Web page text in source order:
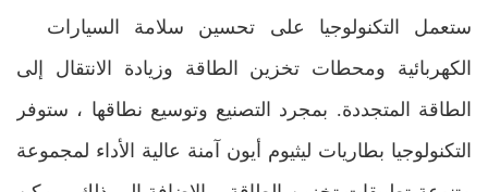
ستعمل التكنولوجيا على تحسين سلامة السيارات
الكهربائية ومحطات تخزين الطاقة وزيادة الانتقال إلى
الطاقة المتجددة. بمجرد التصنيع وتوسيع نطاقها ، ستوفر
التكنولوجيا بطاريات ليثيوم أيون آمنة عالية الأداء لمجموعة